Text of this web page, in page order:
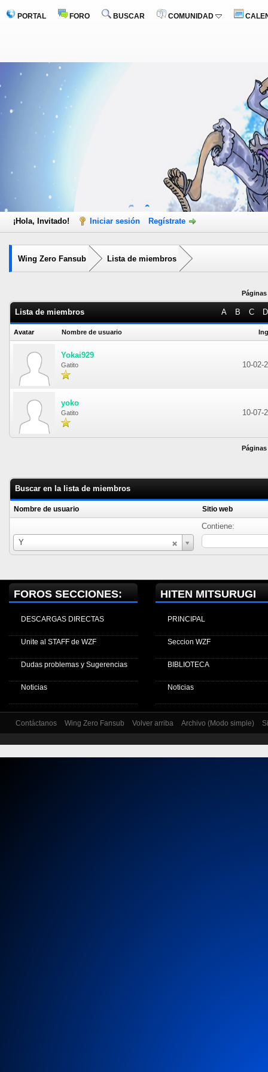
PORTAL FORO BUSCAR COMUNIDAD
¡Hola, Invitado! Iniciar sesión Regístrate
Wing Zero Fansub Lista de miembros
A B C D
Lista de miembros
Avatar Nombre de usuario
Yokai929
Gatito 10-02-
yoko
Gatito 10-07-
Buscar en la lista de miembros
Nombre de usuario Sitio web
Y
Nombre
de
Contiene:
FOROS SECCIONES:
DESCARGAS DIRECTAS
Unite al STAFF de WZF
Dudas problemas y Sugerencias
Noticias
HITEN MITSURUGI
PRINCIPAL
Seccion WZF
BIBLIOTECA
Noticias
Contáctanos Wing Zero Fansub Volver arriba Archivo (Modo simple)